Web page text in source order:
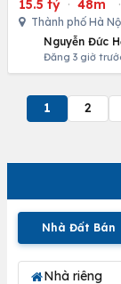
Nhà Đất Bán
Nhà riêng
15.5 tỷ · 48m ·
Thành phố Hà
Nguyễn Đức
Đăng 3 giờ
1 2